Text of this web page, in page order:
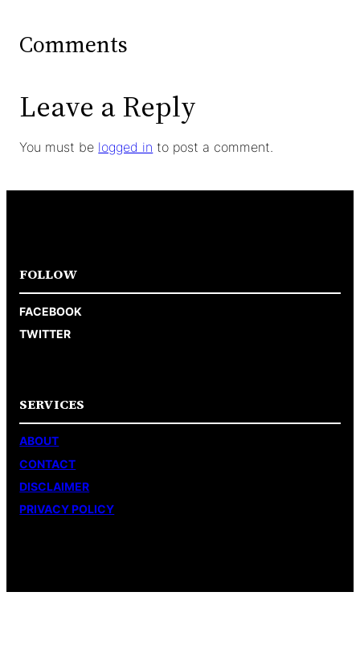
Comments
Leave a Reply
You must be logged in to post a comment.
FOLLOW
FACEBOOK
TWITTER
SERVICES
ABOUT
CONTACT
DISCLAIMER
PRIVACY POLICY